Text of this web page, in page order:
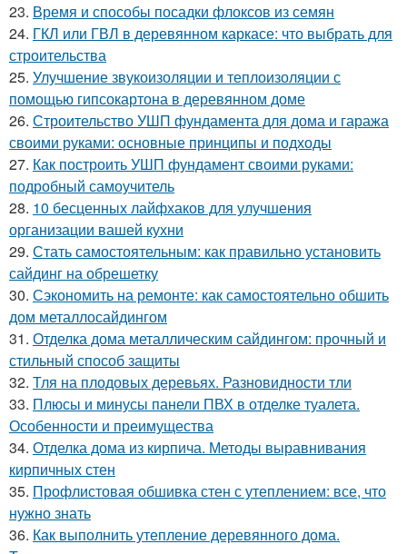
23. Время и способы посадки флоксов из семян
24. ГКЛ или ГВЛ в деревянном каркасе: что выбрать для
строительства
25. Улучшение звукоизоляции и теплоизоляции с
помощью гипсокартона в деревянном доме
26. Строительство УШП фундамента для дома и гаража
своими руками: основные принципы и подходы
27. Как построить УШП фундамент своими руками:
подробный самоучитель
28. 10 бесценных лайфхаков для улучшения
организации вашей кухни
29. Стать самостоятельным: как правильно установить
сайдинг на обрешетку
30. Сэкономить на ремонте: как самостоятельно обшить
дом металлосайдингом
31. Отделка дома металлическим сайдингом: прочный и
стильный способ защиты
32. Тля на плодовых деревьях. Разновидности тли
33. Плюсы и минусы панели ПВХ в отделке туалета.
Особенности и преимущества
34. Отделка дома из кирпича. Методы выравнивания
кирпичных стен
35. Профлистовая обшивка стен с утеплением: все, что
нужно знать
36. Как выполнить утепление деревянного дома.